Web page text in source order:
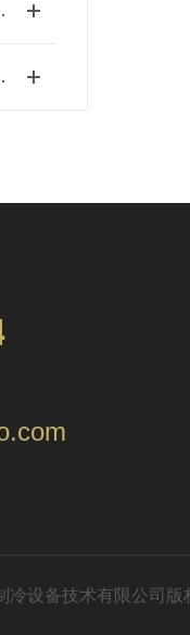
决方案
作方法
冷设备技术有限公司版